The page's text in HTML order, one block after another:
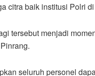
citra baik institusi Polri
tersebut menjadi
seluruh personel